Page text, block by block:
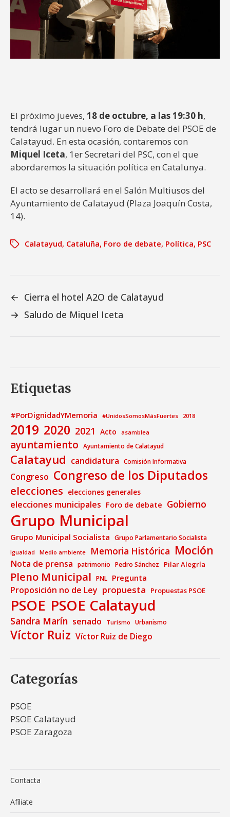
El próximo jueves, 18 de octubre, a las 19:30 h,
tendrá lugar un nuevo Foro de Debate del PSOE de
Calatayud. En esta ocasión, contaremos con
Miquel Iceta, 1er Secretari del PSC, con el que
abordaremos la situación política en Catalunya.
El acto se desarrollará en el Salón Multiusos del
Ayuntamiento de Calatayud (Plaza Joaquín Costa,
14).
Calatayud, Cataluña, Foro de debate, Política, PSC
← Cierra el hotel A2O de Calatayud
→ Saludo de Miquel Iceta
Etiquetas
#PorDignidadYMemoria #UnidosSomosMásFuertes 2018
2019 2020 2021 Acto asamblea
ayuntamiento Ayuntamiento de Calatayud
Calatayud candidatura Comisión Informativa
Congreso Congreso de los Diputados
elecciones elecciones generales
elecciones municipales Foro de debate Gobierno
Grupo Municipal
Grupo Municipal Socialista Grupo Parlamentario Socialista
Igualdad Medio ambiente Memoria Histórica Moción
Nota de prensa patrimonio Pedro Sánchez Pilar Alegría
Pleno Municipal PNL Pregunta
Proposición no de Ley propuesta Propuestas PSOE
PSOE PSOE Calatayud
Sandra Marín senado Turismo Urbanismo
Víctor Ruiz Víctor Ruiz de Diego
Categorías
PSOE
PSOE Calatayud
PSOE Zaragoza
Contacta
Afíliate